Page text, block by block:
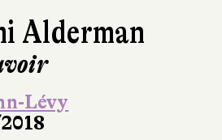
Alderman
Lévy